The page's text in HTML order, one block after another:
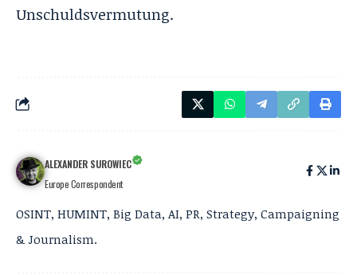
Unschuldsvermutung.
ALEXANDER SUROWIEC
Europe Correspondent
OSINT, HUMINT, Big Data, AI, PR, Strategy, Campaigning
& Journalism.